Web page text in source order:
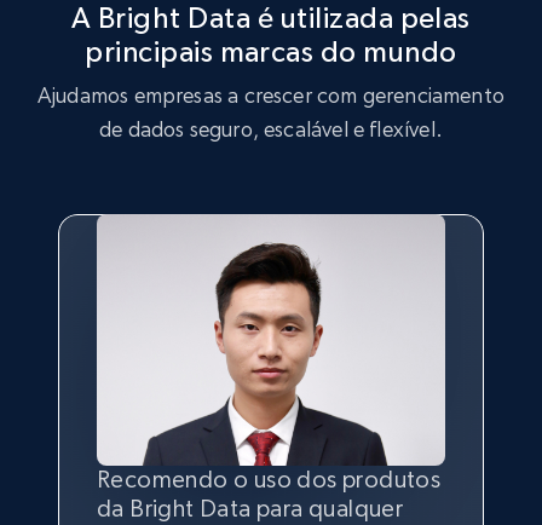
and country
Account id, Nickname, Biography, Awg
engagement rate, Comment engagement rate,
Like engagement rate, Bio link, Predicted lang,
and more.
Youtube - Videos posts
URL, Title, Youtuber, Youtuber md5, Video url,
Video length, Likes, Views, and more.
Comece grátis
A Bright Data é utilizada pelas
principais marcas do mundo
Ajudamos empresas a crescer com gerenciamento
de dados seguro, escalável e flexível.
Recomendo o uso dos produtos
da Bright Data para qualquer
Sem a capacidade de coletar
dados públicos na internet, não
Ter a melhor qualidadee
quantidadede dados é o mais